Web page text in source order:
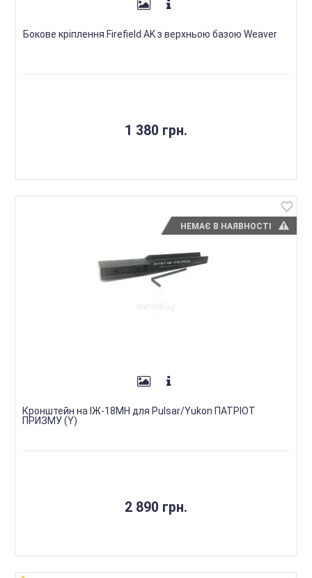
Бокове кріплення Firefield AK з верхньою базою Weaver
1 380 грн.
НЕМАЄ В НАЯВНОСТІ
Кронштейн на ІЖ-18МН для Pulsar/Yukon ПАТРІОТ
ПРИЗМУ (Y)
2 890 грн.